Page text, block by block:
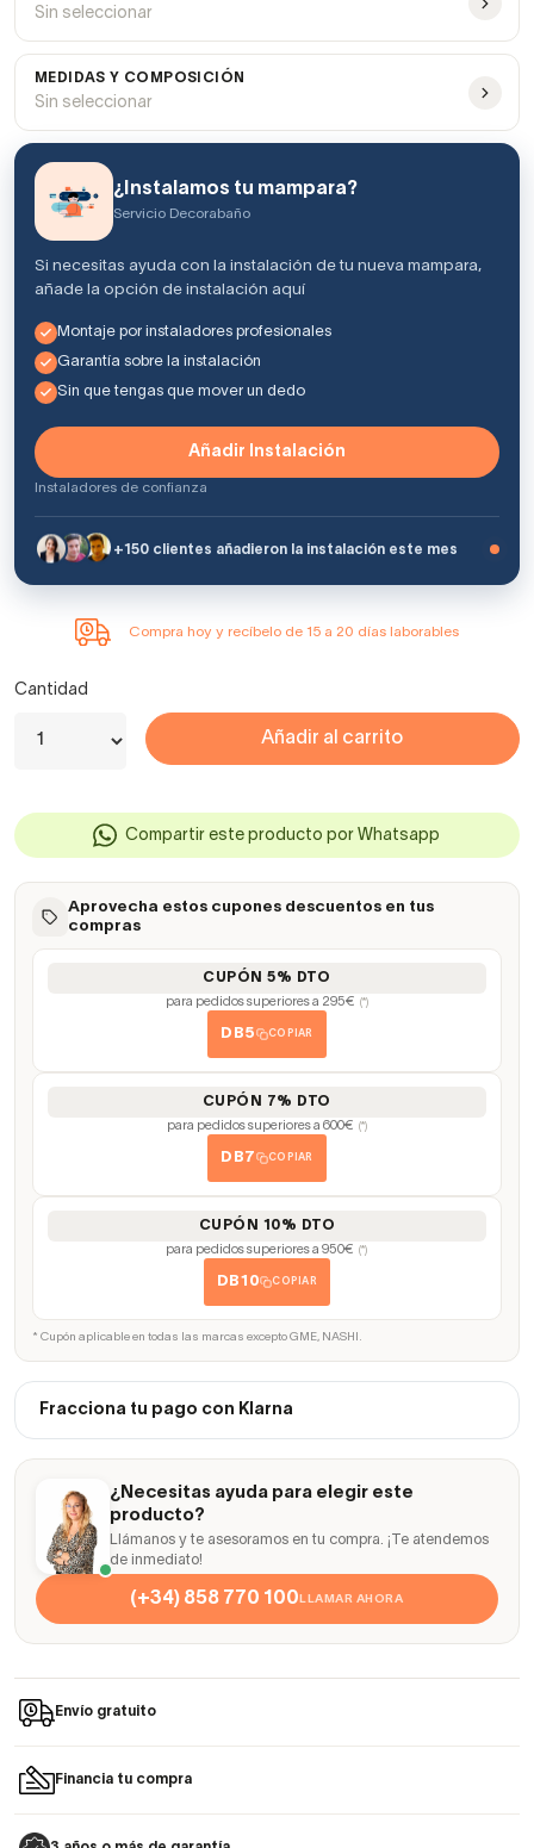
Sin seleccionar
MEDIDAS Y COMPOSICIÓN
Sin seleccionar
¿Instalamos tu mampara?
Servicio Decorabaño
Si necesitas ayuda con la instalación de tu nueva mampara,
añade la opción de instalación aquí
Montaje por instaladores profesionales
Garantía sobre la instalación
Sin que tengas que mover un dedo
Añadir Instalación
Instaladores de confianza
+150 clientes añadieron la instalación este mes
Compra hoy y recíbelo de 15 a 20 días laborables
Cantidad
Añadir al carrito
Compartir este producto por Whatsapp
Aprovecha estos cupones descuentos en tus
compras
CUPÓN 5% DTO
para pedidos superiores a 295€ (*)
DB5 COPIAR
CUPÓN 7% DTO
para pedidos superiores a 600€ (*)
DB7 COPIAR
CUPÓN 10% DTO
para pedidos superiores a 950€ (*)
DB10 COPIAR
* Cupón aplicable en todas las marcas excepto GME, NASHI.
Fracciona tu pago con Klarna
¿Necesitas ayuda para elegir este
producto?
Llámanos y te asesoramos en tu compra. ¡Te atendemos
de inmediato!
(+34) 858 770 100LLAMAR AHORA
Envío gratuito
Financia tu compra